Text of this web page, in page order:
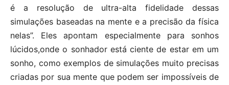
é a resolução de ultra-alta fidelidade dessas
simulações baseadas na mente e a precisão da física
nelas”. Eles apontam especialmente para sonhos
lúcidos,onde o sonhador está ciente de estar em um
sonho, como exemplos de simulações muito precisas
criadas por sua mente que podem ser impossíveis de